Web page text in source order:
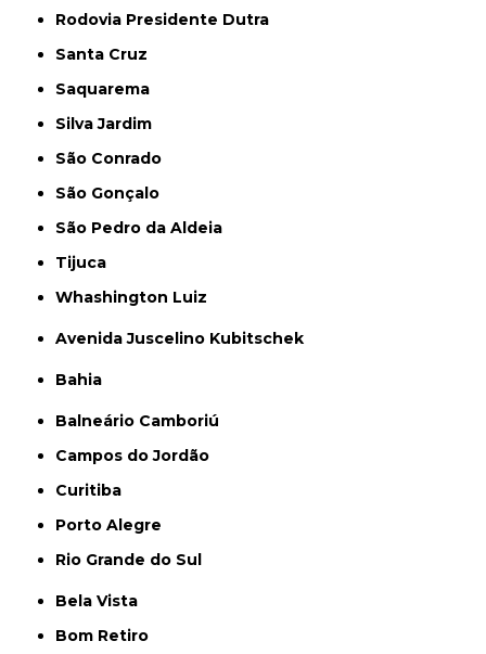
Rodovia Presidente Dutra
Santa Cruz
Saquarema
Silva Jardim
São Conrado
São Gonçalo
São Pedro da Aldeia
Tijuca
Whashington Luiz
Avenida Juscelino Kubitschek
Bahia
Balneário Camboriú
Campos do Jordão
Curitiba
Porto Alegre
Rio Grande do Sul
Bela Vista
Bom Retiro